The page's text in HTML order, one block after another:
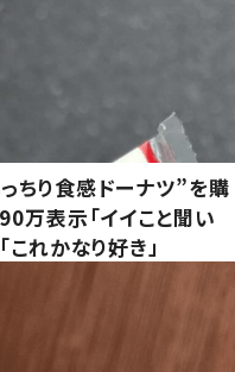
ちり食感ドーナツ”を購
万表示「イイこと聞い
これかなり好き」